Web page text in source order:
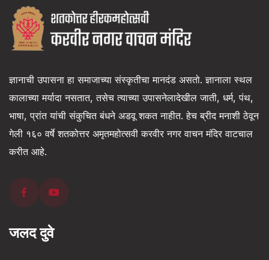
ज्ञानाची उपासना हा समाजाच्या संस्कृतीचा मानदंड असतो. ज्ञानाला स्थल
कालाच्या मर्यादा नसतात, तसेच त्याच्या उपासनेलादेखील जाती, धर्म, पंथ,
भाषा, प्रांत यांची संकुचित बंधने अडवू शकत नाहीत. हेच ब्रीद मनाशी ठेवून
गेली १६० वर्षे शतकोत्तर अमृतमहोत्सवी करवीर नगर वाचन मंदिर वाटचाल
करीत आहे.
जलद दुवे